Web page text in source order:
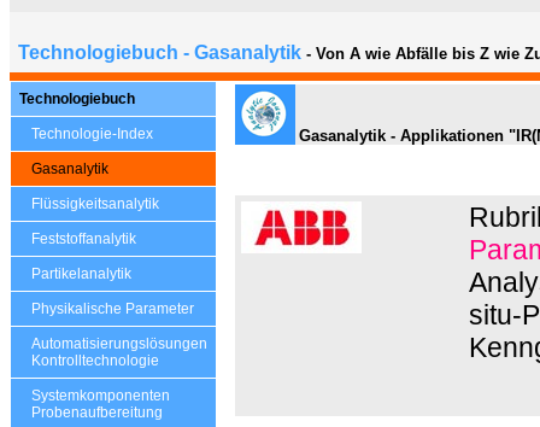
Technologiebuch - Gasanalytik - Von A wie Abfälle bis Z wie
Technologiebuch
Technologie-Index
Gasanalytik
Flüssigkeitsanalytik
Feststoffanalytik
Partikelanalytik
Physikalische Parameter
Automatisierungslösungen
Kontrolltechnologie
Systemkomponenten
Probenaufbereitung
Gasanalytik - Applikationen
situ-